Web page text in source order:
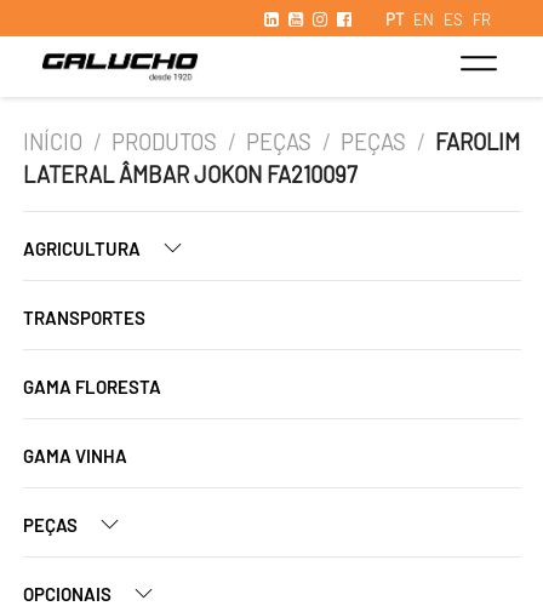
PT EN ES FR
INÍCIO / PRODUTOS / PEÇAS / PEÇAS / FAROLIM
LATERAL ÂMBAR JOKON FA210097
AGRICULTURA
TRANSPORTES
GAMA FLORESTA
GAMA VINHA
PEÇAS
OPCIONAIS